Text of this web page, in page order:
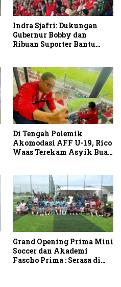
Indra Sjafri: Dukungan
Gubernur Bobby dan
Ribuan Suporter Bantu
Di Tengah Polemik
Akomodasi AFF U-19, Rico
Waas Terekam Asyik Buat
Grand Opening Prima Mini
Soccer dan Akademi
Fascho Prima : Serasa di